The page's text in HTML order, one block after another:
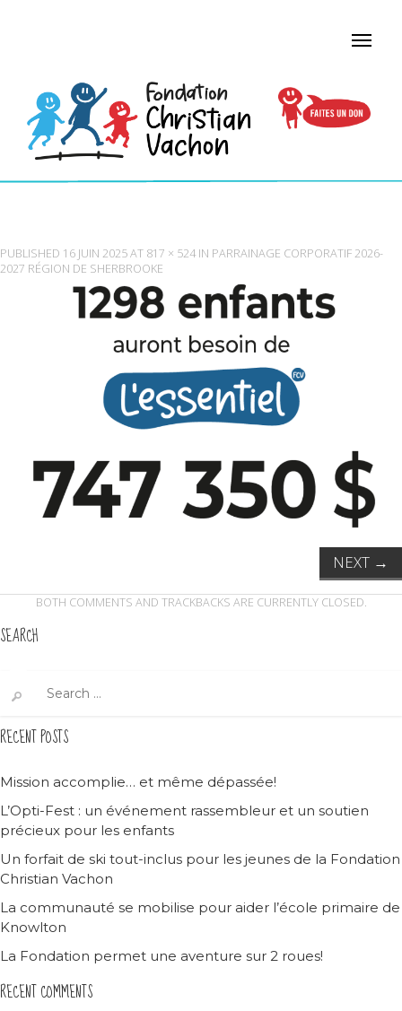
PUBLISHED 16 JUIN 2025AT 817 × 524 IN PARRAINAGE CORPORATIF 2026-
2027 RÉGION DE SHERBROOKE
NEXT →
BOTH COMMENTS AND TRACKBACKS ARE CURRENTLY CLOSED.
SEARCH
for:
RECENT POSTS
Mission accomplie… et même dépassée!
L’Opti-Fest : un événement rassembleur et un soutien
précieux pour les enfants
Un forfait de ski tout-inclus pour les jeunes de la Fondation
Christian Vachon
La communauté se mobilise pour aider l’école primaire de
Knowlton
La Fondation permet une aventure sur 2 roues!
RECENT COMMENTS